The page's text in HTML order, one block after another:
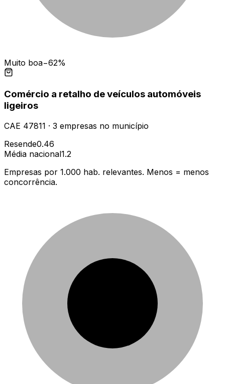
Muito boa−62%
Comércio a retalho de veículos automóveis
ligeiros
CAE 47811 · 3 empresas no município
Resende0.46
Média nacional1.2
Empresas por 1.000 hab. relevantes. Menos = menos
concorrência.